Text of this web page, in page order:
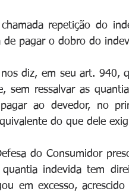
chamada repetição do
pagar o dobro do
diz, em seu art. 940,
sem ressalvar as
ao devedor, no
do que dele
do Consumidor
indevida tem
em excesso,